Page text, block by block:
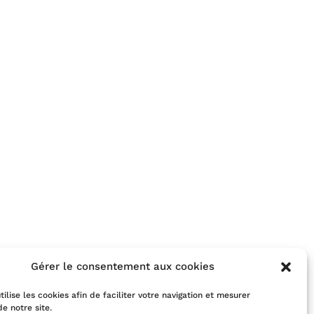
Gérer le consentement aux cookies
les cookies afin de faciliter votre navigation et mesurer
notre site.